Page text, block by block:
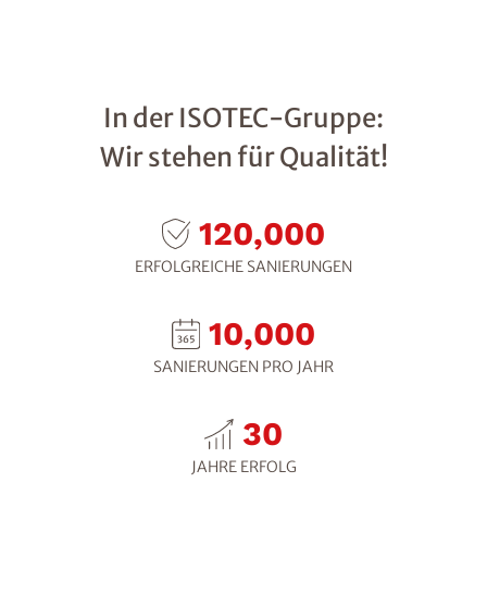
In der ISOTEC-Gruppe:
Wir stehen für Qualität!
120,000
ERFOLGREICHE SANIERUNGEN
10,000
SANIERUNGEN PRO JAHR
30
JAHRE ERFOLG